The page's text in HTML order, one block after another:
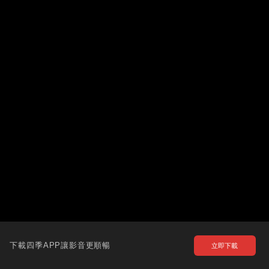
下載四季APP讓影音更順暢 立即下載